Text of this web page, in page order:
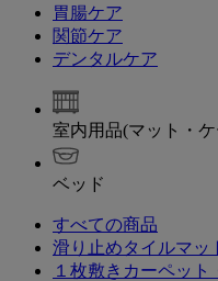
胃腸ケア
関節ケア
デンタルケア
室内用品(マット・
ベッド
すべての商品
滑り止めタイルマッ
１枚敷きカーペット